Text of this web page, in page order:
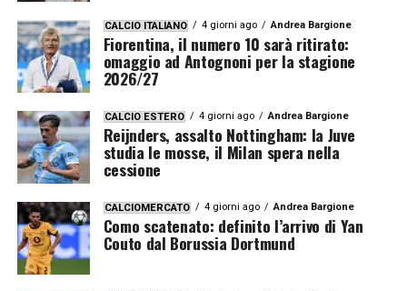
CALCIO ITALIANO 4 giorni ago Andrea Bargione
Fiorentina, il numero 10 sarà ritirato:
omaggio ad Antognoni per la stagione
2026/27
CALCIO ESTERO 4 giorni ago Andrea Bargione
Reijnders, assalto Nottingham: la Juve
studia le mosse, il Milan spera nella
cessione
CALCIOMERCATO 4 giorni ago Andrea Bargione
Como scatenato: definito l’arrivo di Yan
Couto dal Borussia Dortmund